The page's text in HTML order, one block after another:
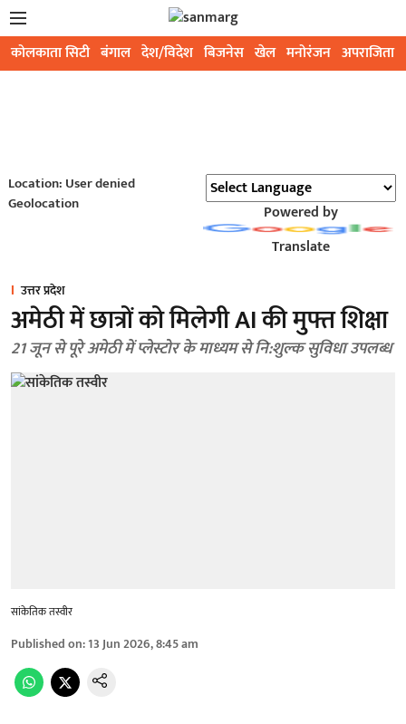
कोलकाता सिटी बंगाल देश/विदेश बिजनेस खेल मनोरंजन अपराजिता
Location: User denied
Geolocation
Powered by
Translate
उत्तर प्रदेश
अमेठी में छात्रों को मिलेगी AI की मुफ्त शिक्षा
21 जून से पूरे अमेठी में प्लेस्टोर के माध्यम से नि:शुल्क सुविधा उपलब्ध
सांकेतिक तस्वीर
Published on:13 Jun 2026, 8:45 am